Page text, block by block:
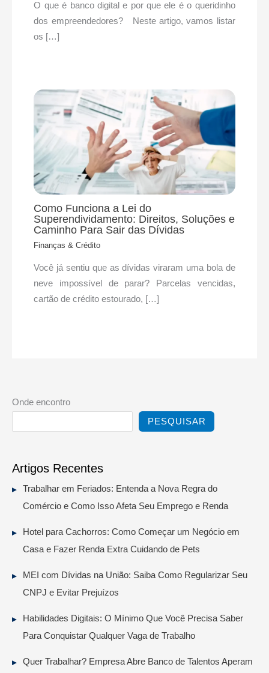
O que é banco digital e por que ele é o queridinho
dos empreendedores? Neste artigo, vamos listar
os […]
Como Funciona a Lei do
Superendividamento: Direitos, Soluções e
Caminho Para Sair das Dívidas
Finanças & Crédito
Você já sentiu que as dívidas viraram uma bola de
neve impossível de parar? Parcelas vencidas,
cartão de crédito estourado, […]
Onde encontro
PESQUISAR
Artigos Recentes
Trabalhar em Feriados: Entenda a Nova Regra do
Comércio e Como Isso Afeta Seu Emprego e Renda
Hotel para Cachorros: Como Começar um Negócio em
Casa e Fazer Renda Extra Cuidando de Pets
MEI com Dívidas na União: Saiba Como Regularizar Seu
CNPJ e Evitar Prejuízos
Habilidades Digitais: O Mínimo Que Você Precisa Saber
Para Conquistar Qualquer Vaga de Trabalho
Quer Trabalhar? Empresa Abre Banco de Talentos Aperam